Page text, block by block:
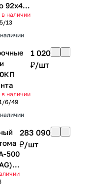
92х42,
и
мс.
в наличии
13
в наличии
6/49
1 020
₽/шт
500
283 090
₽/шт